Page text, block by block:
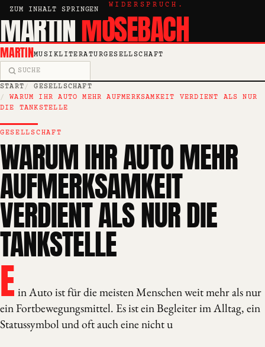
ZUM INHALT SPRINGEN
KRITIK, ESSAY, WIDERSPRUCH.
MARTINMOSEBACH
MARTINMUSIKLITERATURGESELLSCHAFT
Suche
START
GESELLSCHAFT
WARUM IHR AUTO MEHR AUFMERKSAMKEIT VERDIENT ALS NUR
DIE TANKSTELLE
GESELLSCHAFT
WARUM IHR AUTO MEHR
AUFMERKSAMKEIT
VERDIENT ALS NUR DIE
TANKSTELLE
E in Auto ist für die meisten Menschen weit mehr als nur
ein Fortbewegungsmittel. Es ist ein Begleiter im Alltag, ein
Statussymbol und oft auch eine nicht u